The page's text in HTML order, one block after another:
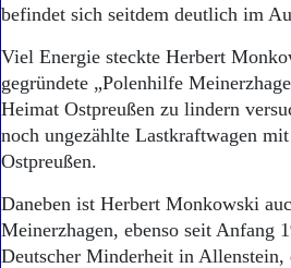
befindet sich seitdem deutlich im
Viel Energie steckte Herbert
gegründete „Polenhilfe
Heimat Ostpreußen zu lindern
noch ungezählte Lastkraftwagen
Ostpreußen.
Daneben ist Herbert Monkowski
Meinerzhagen, ebenso seit Anfang
Deutscher Minderheit in